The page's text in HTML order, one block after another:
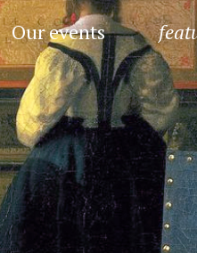
Our events